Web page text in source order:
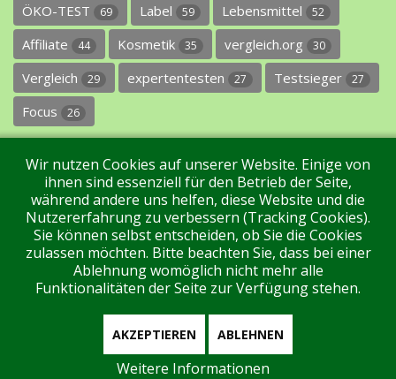
ÖKO-TEST 69 Label 59 Lebensmittel 52
Affiliate 44 Kosmetik 35 vergleich.org 30
Vergleich 29 expertentesten 27 Testsieger 27
Focus 26
Impressum Datenschutz Über uns Kontakt
Tags Unterstützen Sie uns! Login
Aktuell sind 77 Gäste und keine Mitglieder online
Wir nutzen Cookies auf unserer Website. Einige von
ihnen sind essenziell für den Betrieb der Seite,
während andere uns helfen, diese Website und die
Nutzererfahrung zu verbessern (Tracking Cookies).
Sie können selbst entscheiden, ob Sie die Cookies
zulassen möchten. Bitte beachten Sie, dass bei einer
Ablehnung womöglich nicht mehr alle
Funktionalitäten der Seite zur Verfügung stehen.
AKZEPTIEREN ABLEHNEN
Weitere Informationen